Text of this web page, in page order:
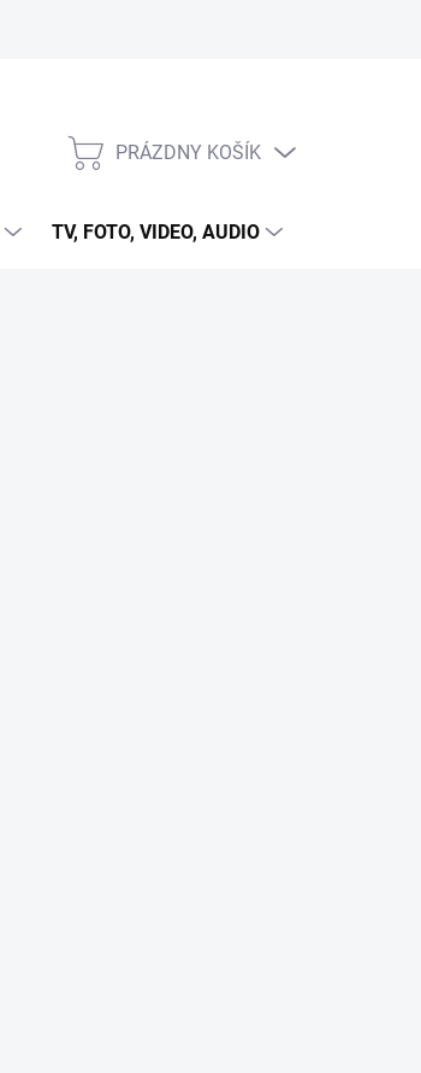
NÁKUPNÝ
PRÁZDNY KOŠÍK
TV, FOTO, VIDEO, AUDIO